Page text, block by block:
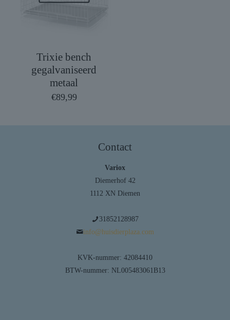
Trixie bench
gegalvaniseerd
metaal
€89,99
Contact
Variox
Diemerhof 42
1112 XN Diemen
31852128987
info@huisdierplaza.com
KVK-nummer: 42084410
BTW-nummer: NL005483061B13